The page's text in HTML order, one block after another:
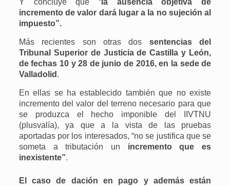
incremento de valor dará lugar a la no sujeción al
impuesto”.
Más recientes son otras dos sentencias del
Tribunal Superior de Justicia de Castilla y León,
de fechas 10 y 28 de junio de 2016, en la sede de
Valladolid .
En ellas se ha establecido también que no existe
incremento del valor del terreno necesario para que
se produzca el hecho imponible del IIVTNU
(plusvalía), ya que a la vista de las pruebas
aportadas por los interesados, “no se justifica que se
someta a tributación un incremento que es
inexistente”.
El caso de dación en pago y además están